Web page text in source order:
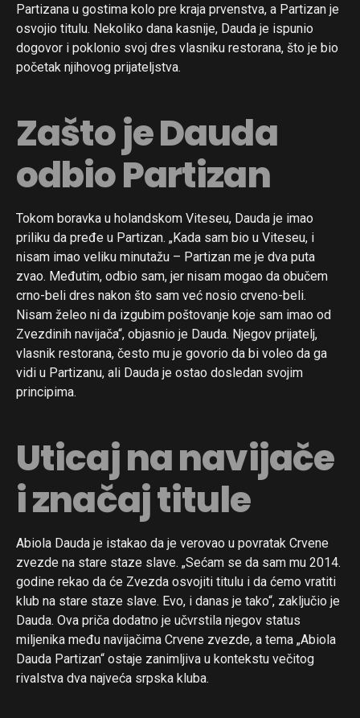
Partizana u gostima kolo pre kraja prvenstva, a Partizan je
osvojio titulu. Nekoliko dana kasnije, Dauda je ispunio
dogovor i poklonio svoj dres vlasniku restorana, što je bio
početak njihovog prijateljstva.
Zašto je Dauda
odbio Partizan
Tokom boravka u holandskom Viteseu, Dauda je imao
priliku da pređe u Partizan. „Kada sam bio u Viteseu, i
nisam imao veliku minutažu – Partizan me je dva puta
zvao. Međutim, odbio sam, jer nisam mogao da obučem
crno-beli dres nakon što sam već nosio crveno-beli.
Nisam želeo ni da izgubim poštovanje koje sam imao od
Zvezdinih navijača“, objasnio je Dauda. Njegov prijatelj,
vlasnik restorana, često mu je govorio da bi voleo da ga
vidi u Partizanu, ali Dauda je ostao dosledan svojim
principima.
Uticaj na navijače
i značaj titule
Abiola Dauda je istakao da je verovao u povratak Crvene
zvezde na stare staze slave. „Sećam se da sam mu 2014.
godine rekao da će Zvezda osvojiti titulu i da ćemo vratiti
klub na stare staze slave. Evo, i danas je tako“, zaključio je
Dauda. Ova priča dodatno je učvrstila njegov status
miljenika među navijačima Crvene zvezde, a tema „Abiola
Dauda Partizan“ ostaje zanimljiva u kontekstu večitog
rivalstva dva najveća srpska kluba.